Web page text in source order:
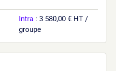
Intra : 3 580,00 € HT /
groupe